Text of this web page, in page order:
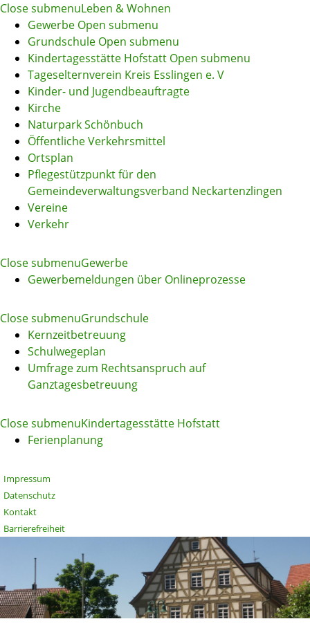
Close submenuLeben & Wohnen
Gewerbe Open submenu
Grundschule Open submenu
Kindertagesstätte Hofstatt Open submenu
Tageselternverein Kreis Esslingen e. V
Kinder- und Jugendbeauftragte
Kirche
Naturpark Schönbuch
Öffentliche Verkehrsmittel
Ortsplan
Pflegestützpunkt für den
Gemeindeverwaltungsverband Neckartenzlingen
Vereine
Verkehr
Close submenuGewerbe
Gewerbemeldungen über Onlineprozesse
Close submenuGrundschule
Kernzeitbetreuung
Schulwegeplan
Umfrage zum Rechtsanspruch auf
Ganztagesbetreuung
Close submenuKindertagesstätte Hofstatt
Ferienplanung
Impressum
Datenschutz
Kontakt
Barrierefreiheit